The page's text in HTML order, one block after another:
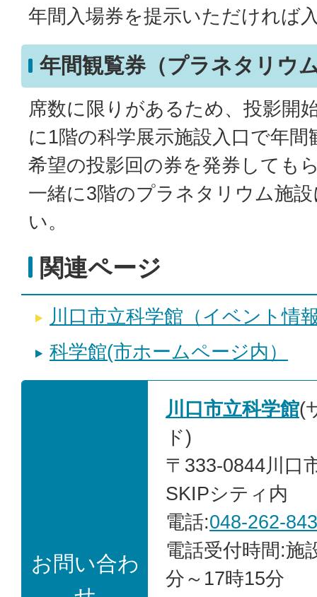
年間入場券を提示いただければ
年間観覧券（プラネタリウ
席数に限りがあるため、投影開
に1階の科学展示施設入口で年
希望の投影回の券を発券しても
一緒に3階のプラネタリウム施
い。
関連ページ
川口市立科学館（イベント情
科学館(市ホームページ内）
お問い合わ
川口市立科学館(
ド)
〒333-0844川口
SKIPシティ内
電話:048-262-
電話受付時間:施
分～17時15分